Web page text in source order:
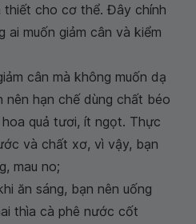
thiết cho cơ thể. Đây chính
ai muốn giảm cân và kiểm
cân mà không muốn dạ
nên hạn chế dùng chất béo
quả tươi, ít ngọt. Thực
và chất xơ, vì vậy, bạn
mau no;
ăn sáng, bạn nên uống
thìa cà phê nước cốt